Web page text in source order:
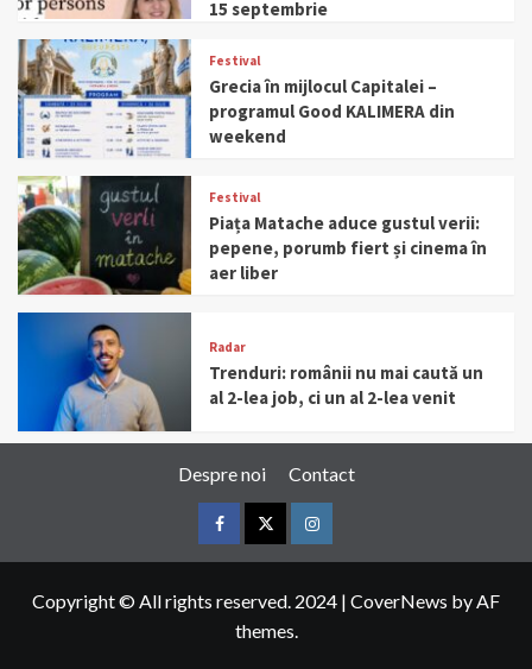
15 septembrie
Festival
Grecia în mijlocul Capitalei –
programul Good KALIMERA din
weekend
Festival
Piața Matache aduce gustul verii:
pepene, porumb fiert și cinema în
aer liber
Radar
Trenduri: românii nu mai caută un
al 2-lea job, ci un al 2-lea venit
Despre noi Contact
FacebookTwitterInstagram
Copyright © All rights reserved. 2024 | CoverNews by AF
themes.